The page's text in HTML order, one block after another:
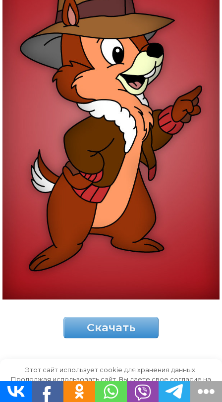
Скачать
Бурундук в одежде.
Этот сайт использует cookie для хранения данных.
Продолжая использовать сайт, Вы даете свое согласие на
работу с этими файлами.
OK